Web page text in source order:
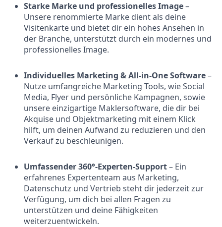
Starke Marke und professionelles Image–
Unsere renommierte Marke dient als deine
Visitenkarte und bietet dir ein hohes Ansehen in
der Branche, unterstützt durch ein modernes und
professionelles Image.
Individuelles Marketing & All-in-One Software–
Nutze umfangreiche Marketing Tools, wie Social
Media, Flyer und persönliche Kampagnen, sowie
unsere einzigartige Maklersoftware, die dir bei
Akquise und Objektmarketing mit einem Klick
hilft, um deinen Aufwand zu reduzieren und den
Verkauf zu beschleunigen.
Umfassender 360°-Experten-Support– Ein
erfahrenes Expertenteam aus Marketing,
Datenschutz und Vertrieb steht dir jederzeit zur
Verfügung, um dich bei allen Fragen zu
unterstützen und deine Fähigkeiten
weiterzuentwickeln.